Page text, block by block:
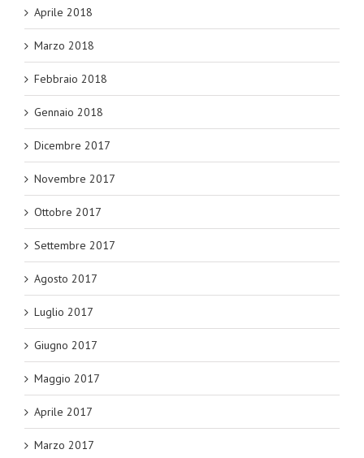
Aprile 2018
Marzo 2018
Febbraio 2018
Gennaio 2018
Dicembre 2017
Novembre 2017
Ottobre 2017
Settembre 2017
Agosto 2017
Luglio 2017
Giugno 2017
Maggio 2017
Aprile 2017
Marzo 2017